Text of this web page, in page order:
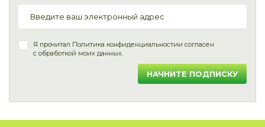
Я прочитал Политика конфиденциальностии согласен
с обработкой моих данных.
НАЧНИТЕ ПОДПИСКУ